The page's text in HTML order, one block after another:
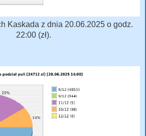
Kaskada z dnia 20.06.2025 o godz.
22:00 (zł).